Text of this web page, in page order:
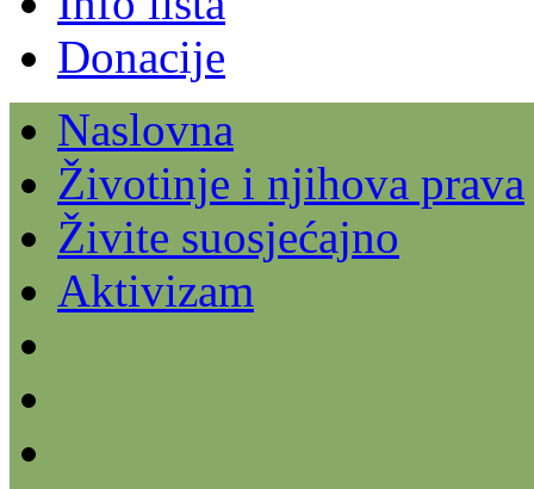
Donacije
Naslovna
Životinje i njihova prava
Živite suosjećajno
Aktivizam